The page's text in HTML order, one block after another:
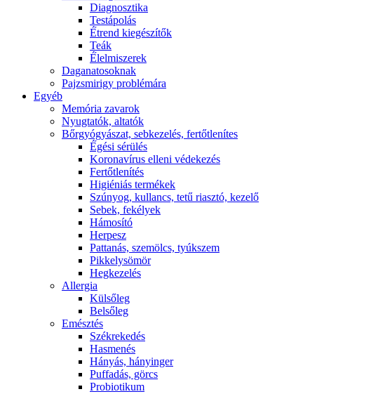
Diagnosztika
Testápolás
É́trend kiegészítők
Teák
É́lelmiszerek
Daganatosoknak
Pajzsmirigy problémára
Egyéb
Memória zavarok
Nyugtatók, altatók
Bőrgyógyászat, sebkezelés, fertőtlenítes
É́gési sérülés
Koronavírus elleni védekezés
Fertőtlenítés
Higiéniás termékek
Szúnyog, kullancs, tetű riasztó, kezelő
Sebek, fekélyek
Hámosító
Herpesz
Pattanás, szemölcs, tyúkszem
Pikkelysömör
Hegkezelés
Allergia
Külsőleg
Belsőleg
Emésztés
Székrekedés
Hasmenés
Hányás, hányinger
Puffadás, görcs
Probiotikum